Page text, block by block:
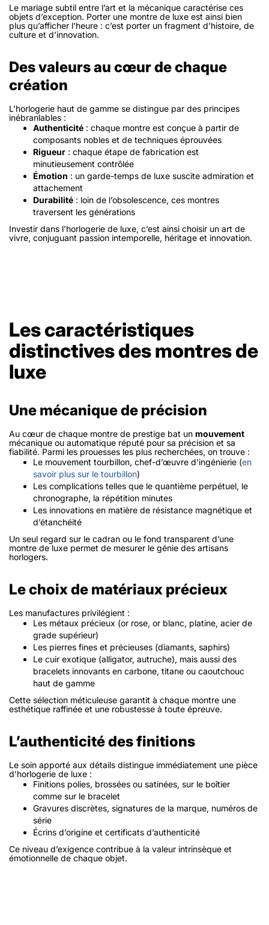
Le mariage subtil entre l’art et la mécanique caractérise ces
objets d’exception. Porter une montre de luxe est ainsi bien
plus qu’afficher l’heure : c’est porter un fragment d’histoire, de
culture et d’innovation.
Des valeurs au cœur de chaque
création
L’horlogerie haut de gamme se distingue par des principes
inébranlables :
Authenticité : chaque montre est conçue à partir de
composants nobles et de techniques éprouvées
Rigueur : chaque étape de fabrication est
minutieusement contrôlée
Émotion : un garde-temps de luxe suscite admiration et
attachement
Durabilité : loin de l’obsolescence, ces montres
traversent les générations
Investir dans l’horlogerie de luxe, c’est ainsi choisir un art de
vivre, conjuguant passion intemporelle, héritage et innovation.
Les caractéristiques
distinctives des montres de
luxe
Une mécanique de précision
Au cœur de chaque montre de prestige bat un mouvement
mécanique ou automatique réputé pour sa précision et sa
fiabilité. Parmi les prouesses les plus recherchées, on trouve :
Le mouvement tourbillon, chef-d’œuvre d’ingénierie (en
savoir plus sur le tourbillon)
Les complications telles que le quantième perpétuel, le
chronographe, la répétition minutes
Les innovations en matière de résistance magnétique et
d’étanchéité
Un seul regard sur le cadran ou le fond transparent d’une
montre de luxe permet de mesurer le génie des artisans
horlogers.
Le choix de matériaux précieux
Les manufactures privilégient :
Les métaux précieux (or rose, or blanc, platine, acier de
grade supérieur)
Les pierres fines et précieuses (diamants, saphirs)
Le cuir exotique (alligator, autruche), mais aussi des
bracelets innovants en carbone, titane ou caoutchouc
haut de gamme
Cette sélection méticuleuse garantit à chaque montre une
esthétique raffinée et une robustesse à toute épreuve.
L’authenticité des finitions
Le soin apporté aux détails distingue immédiatement une pièce
d’horlogerie de luxe :
Finitions polies, brossées ou satinées, sur le boîtier
comme sur le bracelet
Gravures discrètes, signatures de la marque, numéros de
série
Écrins d’origine et certificats d’authenticité
Ce niveau d’exigence contribue à la valeur intrinsèque et
émotionnelle de chaque objet.